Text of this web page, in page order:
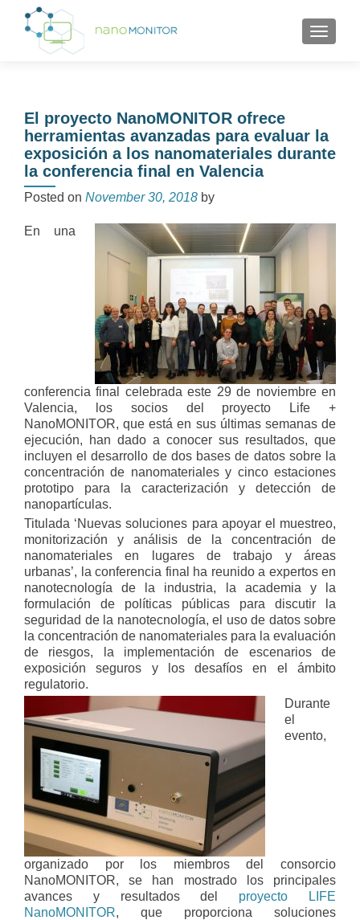
El proyecto NanoMONITOR ofrece
herramientas avanzadas para evaluar la
exposición a los nanomateriales durante
la conferencia final en Valencia
Posted on November 30, 2018 by
En una
conferencia final celebrada este 29 de noviembre en
Valencia, los socios del proyecto Life +
NanoMONITOR, que está en sus últimas semanas de
ejecución, han dado a conocer sus resultados, que
incluyen el desarrollo de dos bases de datos sobre la
concentración de nanomateriales y cinco estaciones
prototipo para la caracterización y detección de
nanopartículas.
Titulada ‘Nuevas soluciones para apoyar el muestreo,
monitorización y análisis de la concentración de
nanomateriales en lugares de trabajo y áreas
urbanas’, la conferencia final ha reunido a expertos en
nanotecnología de la industria, la academia y la
formulación de políticas públicas para discutir la
seguridad de la nanotecnología, el uso de datos sobre
la concentración de nanomateriales para la evaluación
de riesgos, la implementación de escenarios de
exposición seguros y los desafíos en el ámbito
regulatorio.
Durante
el
evento,
organizado por los miembros del consorcio
NanoMONITOR, se han mostrado los principales
avances y resultados del proyecto LIFE
NanoMONITOR, que proporciona soluciones